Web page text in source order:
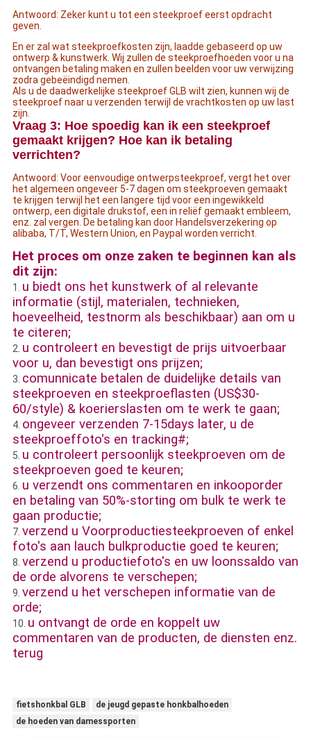
Antwoord: Zeker kunt u tot een steekproef eerst opdracht
geven.
En er zal wat steekproefkosten zijn, laadde gebaseerd op uw
ontwerp & kunstwerk. Wij zullen de steekproefhoeden voor u na
ontvangen betaling maken en zullen beelden voor uw verwijzing
zodra gebeëindigd nemen.
Als u de daadwerkelijke steekproef GLB wilt zien, kunnen wij de
steekproef naar u verzenden terwijl de vrachtkosten op uw last
zijn.
Vraag 3: Hoe spoedig kan ik een steekproef
gemaakt krijgen? Hoe kan ik betaling
verrichten?
Antwoord: Voor eenvoudige ontwerpsteekproef, vergt het over
het algemeen ongeveer 5-7 dagen om steekproeven gemaakt
te krijgen terwijl het een langere tijd voor een ingewikkeld
ontwerp, een digitale drukstof, een in reliëf gemaakt embleem,
enz. zal vergen. De betaling kan door Handelsverzekering op
alibaba, T/T, Western Union, en Paypal worden verricht.
Het proces om onze zaken te beginnen kan als
dit zijn:
1. u biedt ons het kunstwerk of al relevante
informatie (stijl, materialen, technieken,
hoeveelheid, testnorm als beschikbaar) aan om u
te citeren;
2. u controleert en bevestigt de prijs uitvoerbaar
voor u, dan bevestigt ons prijzen;
3. comunnicate betalen de duidelijke details van
steekproeven en steekproeflasten (US$30-
60/style) & koerierslasten om te werk te gaan;
4. ongeveer verzenden 7-15days later, u de
steekproeffoto's en tracking#;
5. u controleert persoonlijk steekproeven om de
steekproeven goed te keuren;
6. u verzendt ons commentaren en inkooporder
en betaling van 50%-storting om bulk te werk te
gaan productie;
7. verzend u Voorproductiesteekproeven of enkel
foto's aan lauch bulkproductie goed te keuren;
8. verzend u productiefoto's en uw loonssaldo van
de orde alvorens te verschepen;
9. verzend u het verschepen informatie van de
orde;
10. u ontvangt de orde en koppelt uw
commentaren van de producten, de diensten enz.
terug
fietshonkbal GLB
de jeugd gepaste honkbalhoeden
de hoeden van damessporten